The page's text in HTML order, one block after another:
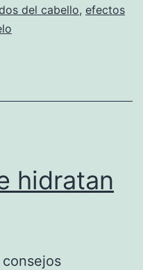
del cabello, efectos
hidratan